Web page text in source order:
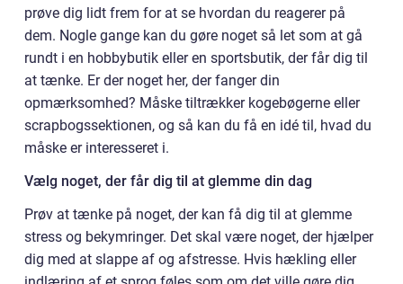
prøve dig lidt frem for at se hvordan du reagerer på
dem. Nogle gange kan du gøre noget så let som at gå
rundt i en hobbybutik eller en sportsbutik, der får dig til
at tænke. Er der noget her, der fanger din
opmærksomhed? Måske tiltrækker kogebøgerne eller
scrapbogssektionen, og så kan du få en idé til, hvad du
måske er interesseret i.
Vælg noget, der får dig til at glemme din dag
Prøv at tænke på noget, der kan få dig til at glemme
stress og bekymringer. Det skal være noget, der hjælper
dig med at slappe af og afstresse. Hvis hækling eller